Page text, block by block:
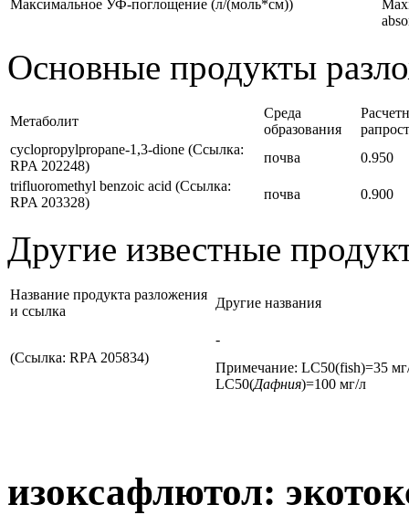
Максимальное УФ-поглощение (л/(моль*см))
Основные продукты
Метаболит
Среда
образования
cyclopropylpropane-1,3-dione (Ссылка:
RPA 202248)
почва
0.950
trifluoromethyl benzoic acid (Ссылка:
RPA 203328)
почва 0.900
Другие известные
Название продукта разложения
и ссылка
Другие названия
(Ссылка: RPA 205834)
-
Примечание: LC50(fish)=35
LC50(Дафния)=100 мг/л
изоксафлютол: